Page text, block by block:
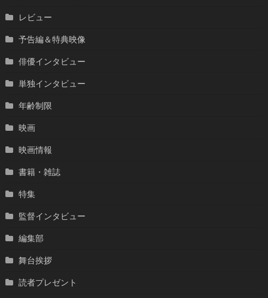
レビュー
予告編＆特典映像
俳優インタビュー
単独インタビュー
年齢制限
映画
映画情報
書籍・雑誌
特集
監督インタビュー
編集部
舞台挨拶
読者プレゼント